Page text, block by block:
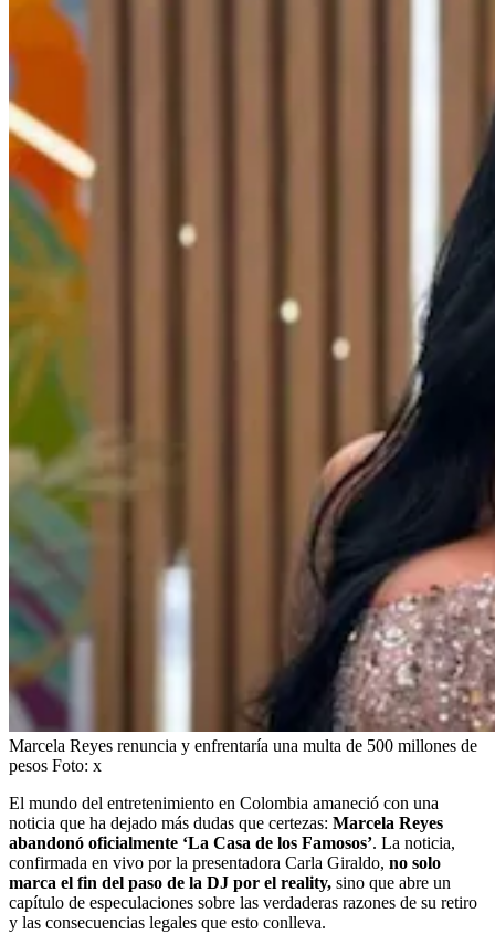
Marcela Reyes renuncia y enfrentaría una multa de 500 millones de
pesos Foto: x
El mundo del entretenimiento en Colombia amaneció con una
noticia que ha dejado más dudas que certezas: Marcela Reyes
abandonó oficialmente ‘La Casa de los Famosos’. La noticia,
confirmada en vivo por la presentadora Carla Giraldo, no solo
marca el fin del paso de la DJ por el reality, sino que abre un
capítulo de especulaciones sobre las verdaderas razones de su retiro
y las consecuencias legales que esto conlleva.